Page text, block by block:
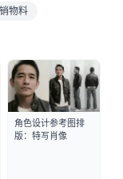
物料
角色设计参考图排
版：特写肖像